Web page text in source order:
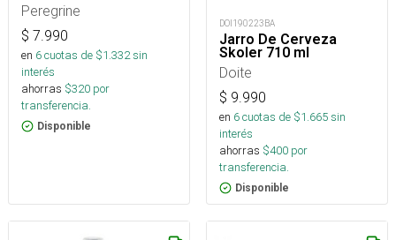
Peregrine
$ 7.990
en 6cuotas de $1.332sin
interés
ahorras $320 por
transferencia.
Disponible
DOI190223BA
Jarro De Cerveza
Skoler 710 ml
Doite
$ 9.990
en 6cuotas de $1.665sin
interés
ahorras $400 por
transferencia.
Disponible